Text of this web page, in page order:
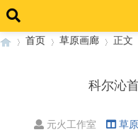
首页 草原画廊 正文
科尔沁
元火工作室 草